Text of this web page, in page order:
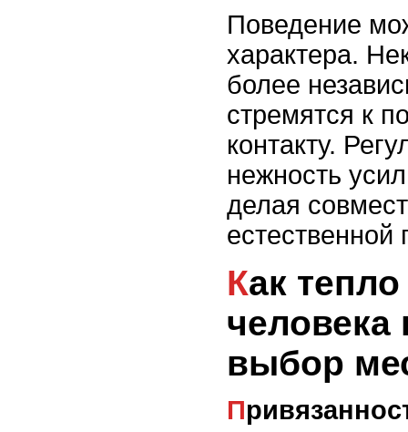
Поведение
характера.
более
стремятся к
контакту.
нежность
делая
естественной
Как тепло тела
человека
выбор